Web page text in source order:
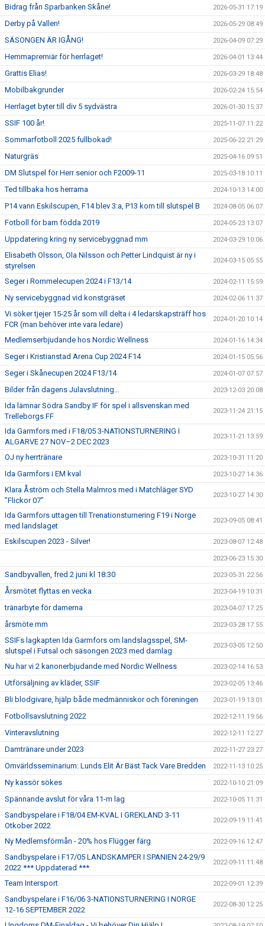
Bidrag från Sparbanken Skåne! 2026-05-31 17:19
Derby på Vallen! 2026-05-29 08:49
SÄSONGEN ÄR IGÅNG! 2026-04-09 07:29
Hemmapremiär för herrlaget! 2026-04-01 13:44
Grattis Elias! 2026-03-29 18:48
Mobilbakgrunder 2026-02-24 15:54
Herrlaget byter till div 5 sydvästra 2026-01-30 15:37
SSIF 100 år! 2025-11-07 11:22
Sommarfotboll 2025 fullbokad! 2025-06-22 21:29
Naturgräs 2025-04-16 09:51
DM Slutspel för Herr senior och F2009-11 2025-03-18 10:11
Ted tillbaka hos herrarna 2024-10-13 14:00
P14 vann Eskilscupen, F14 blev 3:a, P13 kom till slutspel B 2024-08-05 06:07
Fotboll för barn födda 2019 2024-05-23 13:07
Uppdatering kring ny servicebyggnad mm 2024-03-29 10:06
Elisabeth Olsson, Ola Nilsson och Petter Lindquist är ny i
styrelsen
2024-03-15 05:55
Seger i Rommelecupen 2024 i F13/14 2024-02-11 15:59
Ny servicebyggnad vid konstgräset 2024-02-06 11:37
Vi söker tjejer 15-25 år som vill delta i 4 ledarskapsträff hos
FCR (man behöver inte vara ledare)
2024-01-20 10:14
Medlemserbjudande hos Nordic Wellness 2024-01-16 14:34
Seger i Kristianstad Arena Cup 2024 F14 2024-01-15 05:56
Seger i Skånecupen 2024 F13/14 2024-01-07 07:57
Bilder från dagens Julavslutning... 2023-12-03 20:08
Ida lämnar Södra Sandby IF för spel i allsvenskan med
Trelleborgs FF
2023-11-24 21:15
Ida Garmfors med i F18/05 3-NATIONSTURNERING I
ALGARVE 27 NOV–2 DEC 2023
2023-11-21 13:59
OJ ny herrtränare 2023-10-31 11:20
Ida Garmfors i EM kval 2023-10-27 14:36
Klara Åström och Stella Malmros med i Matchläger SYD
”Flickor 07”
2023-10-27 14:30
Ida Garmfors uttagen till Trenationsturnering F19 i Norge
med landslaget
2023-09-05 08:41
Eskilscupen 2023 - Silver! 2023-08-07 12:48
2023-06-23 15:30
Sandbyvallen, fred 2 juni kl 18:30 2023-05-31 22:56
Årsmötet flyttas en vecka 2023-04-19 10:31
tränarbyte för damerna 2023-04-07 17:25
årsmöte mm 2023-03-28 17:55
SSIFs lagkapten Ida Garmfors om landslagsspel, SM-
slutspel i Futsal och säsongen 2023 med damlag
2023-03-05 12:50
Nu har vi 2 kanonerbjudande med Nordic Wellness 2023-02-14 16:53
Utförsäljning av kläder, SSIF 2023-02-05 13:46
Bli blodgivare, hjälp både medmänniskor och föreningen 2023-01-19 13:01
Fotbollsavslutning 2022 2022-12-11 19:56
Vinteravslutning 2022-12-11 12:27
Damtränare under 2023 2022-11-27 23:27
Omvärldsseminarium: Lunds Elit Är Bäst Tack Vare Bredden 2022-11-13 10:25
Ny kassör sökes 2022-10-10 21:09
Spännande avslut för våra 11-m lag 2022-10-05 11:31
Sandbyspelare i F18/04 EM-KVAL I GREKLAND 3-11
Otkober 2022
2022-09-19 11:41
Ny Medlemsförmån - 20% hos Flügger färg 2022-09-16 12:47
Sandbyspelare i F17/05 LANDSKAMPER I SPANIEN 24-29/9
2022 *** Uppdaterad ***
2022-09-11 11:48
Team Intersport 2022-09-01 12:39
Sandbyspelare i F16/06 3-NATIONSTURNERING I NORGE
12-16 SEPTEMBER 2022
2022-08-30 12:25